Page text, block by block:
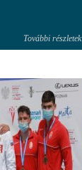
További részletek